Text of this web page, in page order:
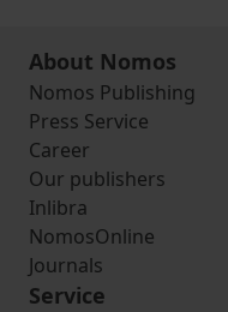
About Nomos
Nomos Publishing
Press Service
Career
Our publishers
Inlibra
NomosOnline
Journals
Service